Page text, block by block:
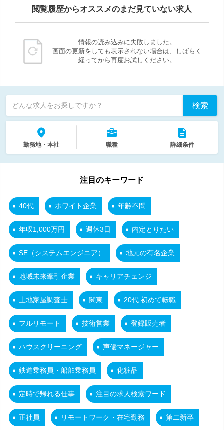
閲覧履歴からオススメのまだ見ていない求人
情報の読み込みに失敗しました。
画面の更新をしても表示されない場合は、しばらく
経ってから再度お試しください。
どんな求人をお探しですか？ 検索
勤務地・本社 職種 詳細条件
注目のキーワード
40代 ホワイト企業 年齢不問
年収1,000万円 週休3日 内定とりたい
SE（システムエンジニア） 地元の有名企業
地域未来牽引企業 キャリアチェンジ
土地家屋調査士 関東 20代 初めて転職
フルリモート 技術営業 登録販売者
ハウスクリーニング 声優マネージャー
鉄道乗務員・船舶乗務員 化粧品
定時で帰れる仕事 注目の求人検索ワード
正社員 リモートワーク・在宅勤務 第二新卒